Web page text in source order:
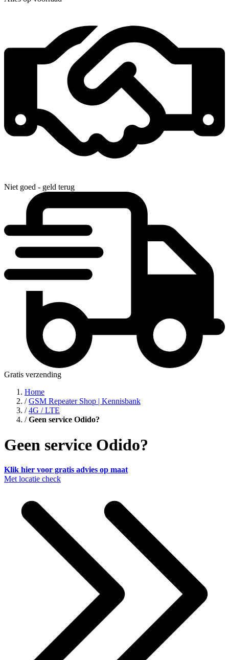
Niet goed - geld terug
Gratis verzending
Home
/GSM Repeater Shop | Kennisbank
/4G / LTE
/Geen service Odido?
Geen service Odido?
Klik hier voor gratis advies op maat
Met locatie check